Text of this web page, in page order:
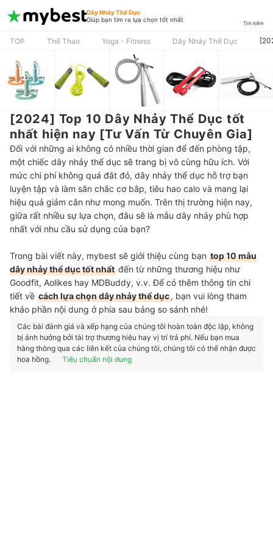
Dây Nhảy Thể Dục
Giúp bạn tìm ra lựa chọn tốt nhất
Tìm kiếm
TOP Thể Thao Yoga - Fitness Dây Nhảy Thể Dục
[2024] Top 10 Dây Nhảy Thể Dục tốt
nhất hiện nay [Tư Vấn Từ Chuyên Gia]
Đối với những ai không có nhiều thời gian để đến phòng tập,
một chiếc dây nhảy thể dục sẽ trang bị vô cùng hữu ích. Với
mức chi phí không quá đắt đỏ, dây nhảy thể dục hỗ trợ bạn
luyện tập và làm săn chắc cơ bắp, tiêu hao calo và mang lại
hiệu quả giảm cân như mong muốn. Trên thị trường hiện nay,
giữa rất nhiều sự lựa chọn, đâu sẽ là mẫu dây nhảy phù hợp
nhất với nhu cầu sử dụng của bạn?
Trong bài viết này, mybest sẽ giới thiệu cùng bạn top 10 mẫu
dây nhảy thể dục tốt nhất đến từ những thương hiệu như
Goodfit, Aolikes hay MDBuddy, v.v. Để có thêm thông tin chi
tiết về cách lựa chọn dây nhảy thể dục, bạn vui lòng tham
khảo phần nội dung ở phía sau bảng so sánh nhé!
Các bài đánh giá và xếp hạng của chúng tôi hoàn toàn độc lập, không
bị ảnh hưởng bởi tài trợ thương hiệu hay vị trí trả phí. Nếu bạn mua
hàng thông qua các liên kết của chúng tôi, chúng tôi có thể nhận được
hoa hồng.
Tiêu chuẩn nội dung